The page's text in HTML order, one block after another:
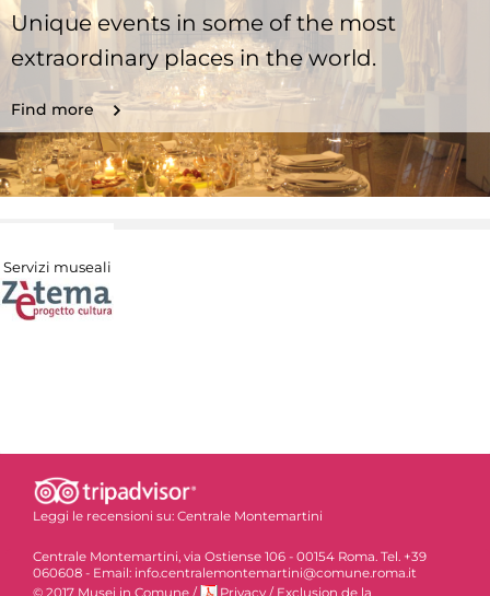
Unique events in some of the most
extraordinary places in the world.
Find more
Servizi museali
Leggi le recensioni su: Centrale Montemartini
Centrale Montemartini, via Ostiense 106 - 00154 Roma. Tel. +39
060608 - Email: info.centralemontemartini@comune.roma.it